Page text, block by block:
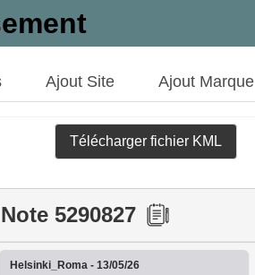
Ajout Site Ajout Marque
Télécharger fichier KML
Note 5290827
Helsinki_Roma - 13/05/26